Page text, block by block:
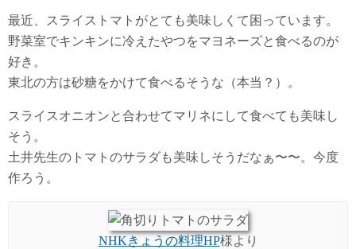
最近、スライストマトがとても美味しくて困っています。
野菜室でキンキンに冷えたやつをマヨネーズと食べるのが
好き。
東北の方は砂糖をかけて食べるそうな（本当？）。
スライスオニオンと合わせてマリネにして食べても美味し
そう。
土井先生のトマトのサラダも美味しそうだなぁ〜〜。今度
作ろう。
NHKきょうの料理HP様より